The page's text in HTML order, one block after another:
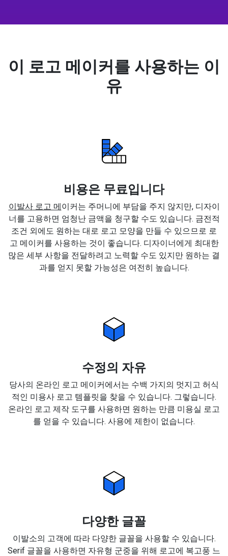
이 로고 메이커를 사용하는 이
유
비용은 무료입니다
이발사 로고 메이커는 주머니에 부담을 주지 않지만, 디자이
너를 고용하면 엄청난 금액을 청구할 수도 있습니다. 금전적
조건 외에도 원하는 대로 로고 모양을 만들 수 있으므로 로
고 메이커를 사용하는 것이 좋습니다. 디자이너에게 최대한
많은 세부 사항을 전달하려고 노력할 수도 있지만 원하는 결
과를 얻지 못할 가능성은 여전히 높습니다.
수정의 자유
당사의 온라인 로고 메이커에서는 수백 가지의 멋지고 허식
적인 미용사 로고 템플릿을 찾을 수 있습니다. 그렇습니다.
온라인 로고 제작 도구를 사용하면 원하는 만큼 미용실 로고
를 얻을 수 있습니다. 사용에 제한이 없습니다.
다양한 글꼴
이발소의 고객에 따라 다양한 글꼴을 사용할 수 있습니다.
Serif 글꼴을 사용하면 자유형 군중을 위해 로고에 복고풍 느